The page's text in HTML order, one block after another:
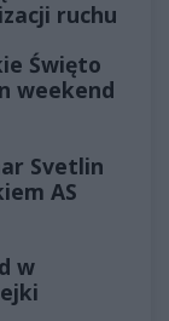
ruchu
Święto
weekend
Svetlin
AS
w